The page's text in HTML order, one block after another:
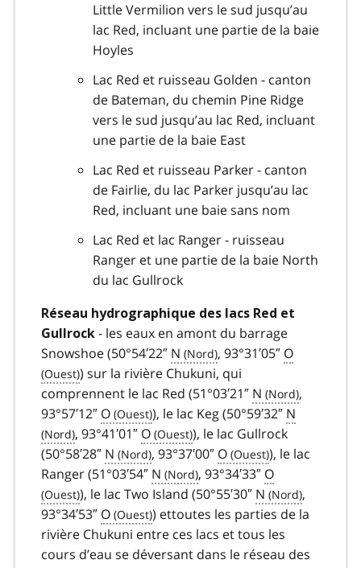
Little Vermilion vers le sud jusqu’au
lac Red, incluant une partie de la baie
Hoyles
Lac Red et ruisseau Golden - canton
de Bateman, du chemin Pine Ridge
vers le sud jusqu’au lac Red, incluant
une partie de la baie East
Lac Red et ruisseau Parker - canton
de Fairlie, du lac Parker jusqu’au lac
Red, incluant une baie sans nom
Lac Red et lac Ranger - ruisseau
Ranger et une partie de la baie North
du lac Gullrock
Réseau hydrographique des lacs Red et
Gullrock - les eaux en amont du barrage
Snowshoe (50°54′22″ N , 93°31′05″ O
) sur la rivière Chukuni, qui
comprennent le lac Red (51°03′21″ N
,
93°57′12″ O ), le lac Keg (50°59′32″ N
, 93°41′01″ O
), le lac Gullrock
(50°58′28″ N , 93°37′00″ O
), le lac
Ranger (51°03′54″ N , 93°34′33″ O
), le lac Two Island (50°55′30″ N
,
93°34′53″ O
) ettoutes les parties de la
rivière Chukuni entre ces lacs et tous les
cours d’eau se déversant dans le réseau des